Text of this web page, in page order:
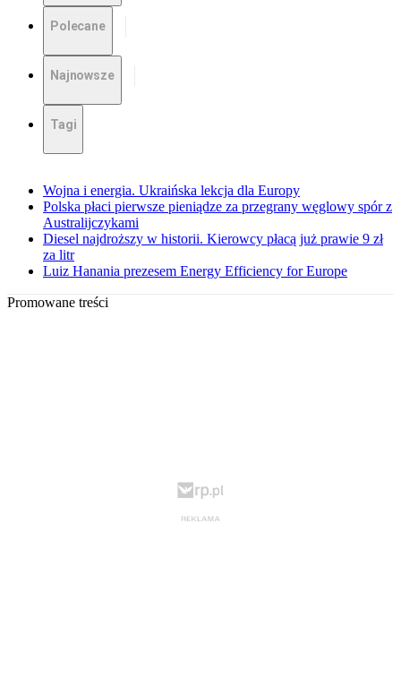
Polecane
Najnowsze
Tagi
Wojna i energia. Ukraińska lekcja dla Europy
Polska płaci pierwsze pieniądze za przegrany węglowy spór z
Australijczykami
Diesel najdroższy w historii. Kierowcy płacą już prawie 9 zł
za litr
Luiz Hanania prezesem Energy Efficiency for Europe
Promowane treści